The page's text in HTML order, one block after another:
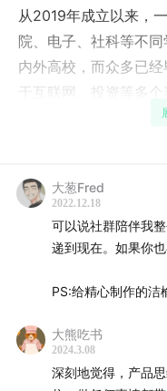
从2019年成立以来，
院、电子、社科等不
内外高校，而众多已
于互联网、投资等多个
化出了产品精酿、产
分享等干货活动，以
如果对五道口产品观
当中的微信公众号名
聊一聊，加入五道口
大葱Fred
2022.12.18
可以说社群陪伴我
递到现在。如果你
PS:​给精心制作的洁
大熊吃书
2024.3.08
深刻地觉得，产品